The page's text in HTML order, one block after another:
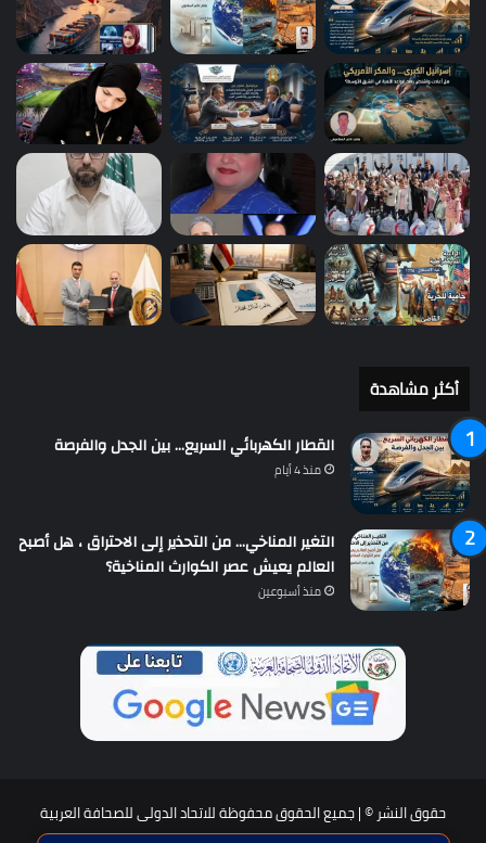
أكثر مشاهدة
القطار الكهربائي السريع… بين الجدل والفرصة
منذ 4 أيام
التغير المناخي… من التحذير إلى الاحتراق ، هل أصبح
العالم يعيش عصر الكوارث المناخية؟
منذ أسبوعين
حقوق النشر © | جميع الحقوق محفوظة للاتحاد الدولى للصحافة العربية